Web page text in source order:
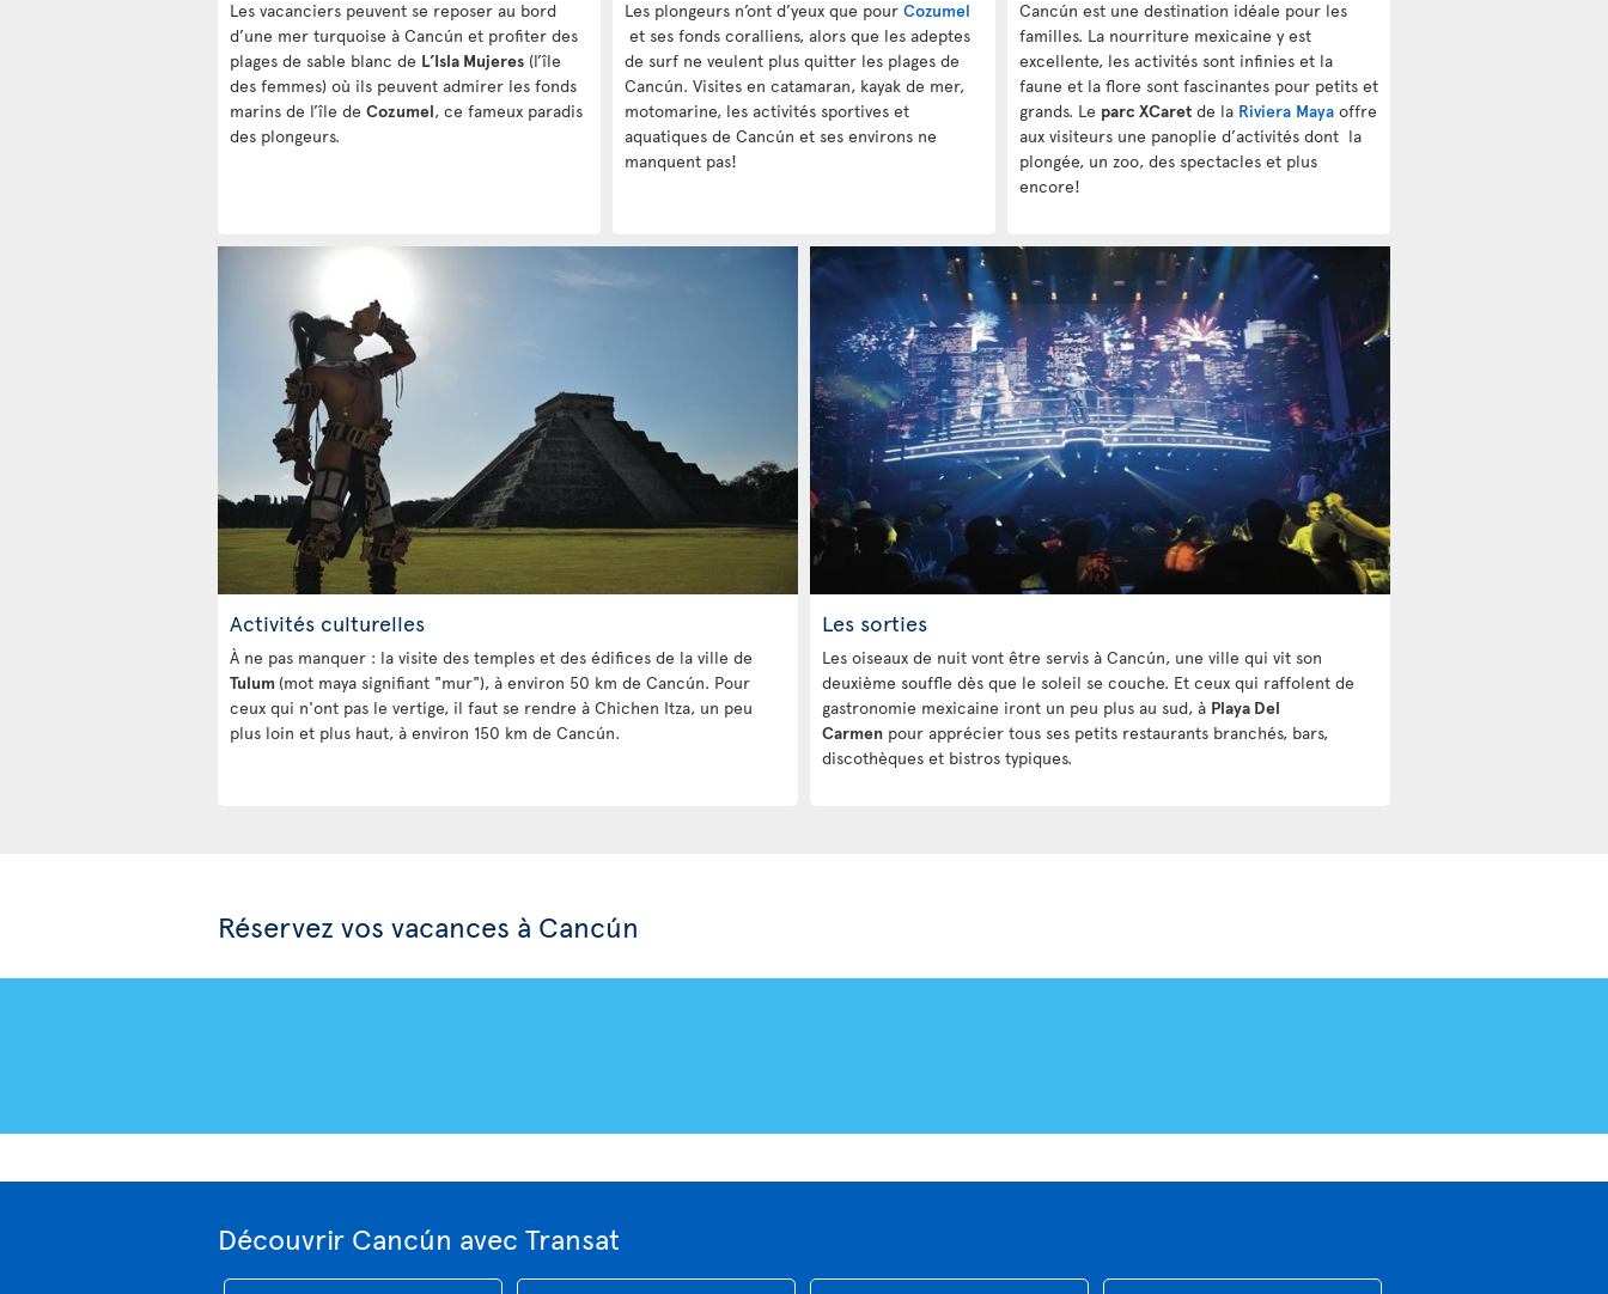
Les vacanciers peuvent se reposer au bord
d’une mer turquoise à Cancún et profiter des
plages de sable blanc de L’Isla Mujeres (l’île
des femmes) où ils peuvent admirer les fonds
marins de l’île de Cozumel, ce fameux paradis
des plongeurs.
Les plongeurs n’ont d’yeux que pour Cozumel
et ses fonds coralliens, alors que les adeptes
de surf ne veulent plus quitter les plages de
Cancún. Visites en catamaran, kayak de mer,
motomarine, les activités sportives et
aquatiques de Cancún et ses environs ne
manquent pas!
Cancún est une destination idéale pour les
familles. La nourriture mexicaine y est
excellente, les activités sont infinies et la
faune et la flore sont fascinantes pour petits et
grands. Le parc XCaret de la Riviera Maya offre
aux visiteurs une panoplie d’activités dont la
plongée, un zoo, des spectacles et plus
encore!
Activités culturelles
À ne pas manquer : la visite des temples et des édifices de la ville de
Tulum (mot maya signifiant "mur"), à environ 50 km de Cancún. Pour
ceux qui n'ont pas le vertige, il faut se rendre à Chichen Itza, un peu
plus loin et plus haut, à environ 150 km de Cancún.
Les sorties
Les oiseaux de nuit vont être servis à Cancún, une ville qui vit son
deuxième souffle dès que le soleil se couche. Et ceux qui raffolent de
gastronomie mexicaine iront un peu plus au sud, à Playa Del
Carmen pour apprécier tous ses petits restaurants branchés, bars,
discothèques et bistros typiques.
Réservez vos vacances à Cancún
Découvrir Cancún avec Transat